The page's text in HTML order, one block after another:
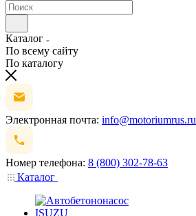
Каталог
По всему сайту
По каталогу
Электронная почта: info@motoriumrus.ru
Номер телефона: 8 (800) 302-78-63
Каталог